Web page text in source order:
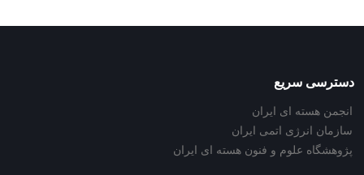
دسترسی سریع
انجمن هسته ای ایران
سازمان انرژی اتمی ایران
پژوهشگاه علوم و فنون هسته ای ایران